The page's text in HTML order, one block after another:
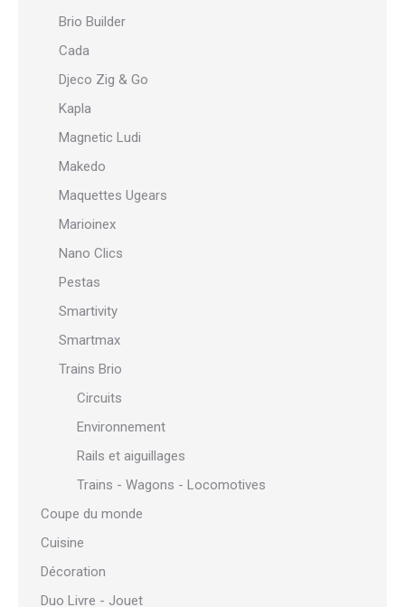
Brio Builder
Cada
Djeco Zig & Go
Kapla
Magnetic Ludi
Makedo
Maquettes Ugears
Marioinex
Nano Clics
Pestas
Smartivity
Smartmax
Trains Brio
Circuits
Environnement
Rails et aiguillages
Trains - Wagons - Locomotives
Coupe du monde
Cuisine
Décoration
Duo Livre - Jouet